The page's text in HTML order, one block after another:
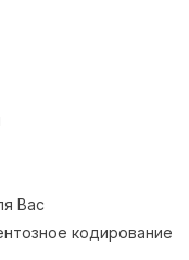
Вас
кодирование